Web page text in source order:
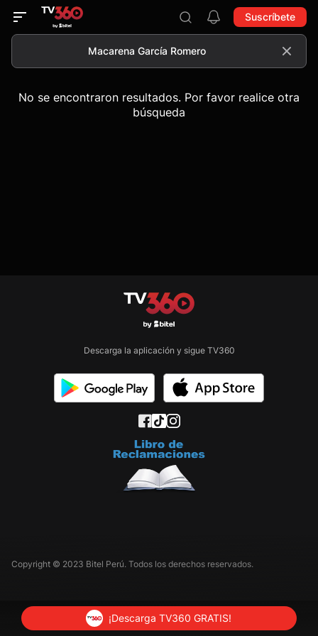
Suscríbete
No se encontraron resultados. Por favor realice otra
búsqueda
Descarga la aplicación y sigue TV360
Copyright © 2023 Bitel Perú. Todos los derechos reservados.
¡Descarga TV360 GRATIS!